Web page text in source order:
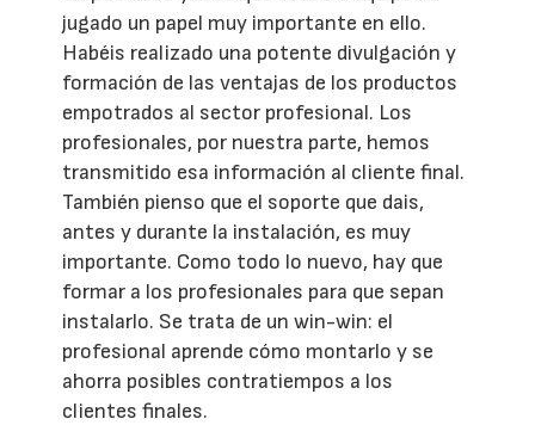
jugado un papel muy importante en ello.
Habéis realizado una potente divulgación y
formación de las ventajas de los productos
empotrados al sector profesional. Los
profesionales, por nuestra parte, hemos
transmitido esa información al cliente final.
También pienso que el soporte que dais,
antes y durante la instalación, es muy
importante. Como todo lo nuevo, hay que
formar a los profesionales para que sepan
instalarlo. Se trata de un win-win: el
profesional aprende cómo montarlo y se
ahorra posibles contratiempos a los
clientes finales.